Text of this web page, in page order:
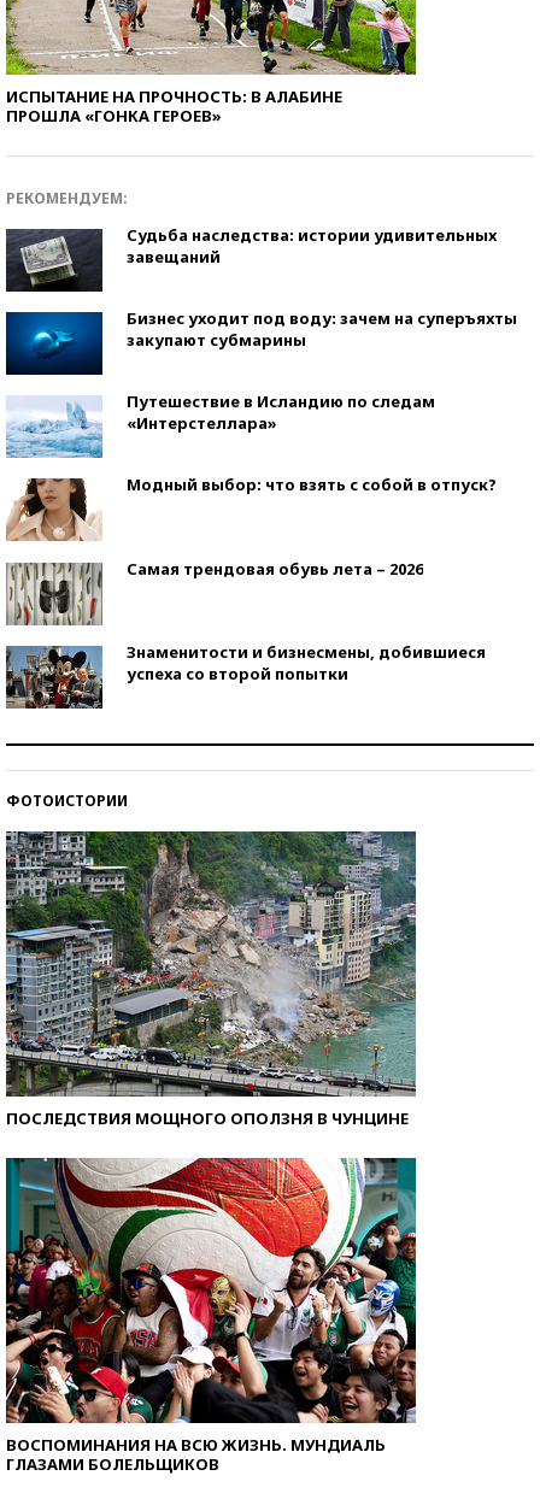
ИСПЫТАНИЕ НА ПРОЧНОСТЬ: В АЛАБИНЕ
ПРОШЛА «ГОНКА ГЕРОЕВ»
РЕКОМЕНДУЕМ:
Судьба наследства: истории удивительных
завещаний
Бизнес уходит под воду: зачем на суперъяхты
закупают субмарины
Путешествие в Исландию по следам
«Интерстеллара»
Модный выбор: что взять с собой в отпуск?
Самая трендовая обувь лета – 2026
Знаменитости и бизнесмены, добившиеся
успеха со второй попытки
ФОТОИСТОРИИ
ПОСЛЕДСТВИЯ МОЩНОГО ОПОЛЗНЯ В ЧУНЦИНЕ
ВОСПОМИНАНИЯ НА ВСЮ ЖИЗНЬ. МУНДИАЛЬ
ГЛАЗАМИ БОЛЕЛЬЩИКОВ